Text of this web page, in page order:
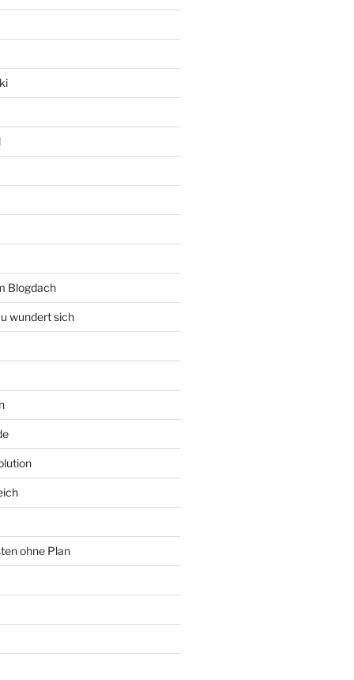
Blogdach
wundert sich
ohne Plan